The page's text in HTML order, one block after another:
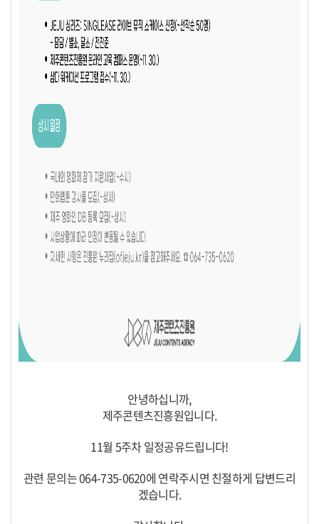
안녕하십니까,
제주콘텐츠진흥원입니다.
11월 5주차 일정공유드립니다!
관련 문의는 064-735-0620에 연락주시면 친절하게 답변드리
겠습니다.